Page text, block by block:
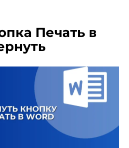
Печать в